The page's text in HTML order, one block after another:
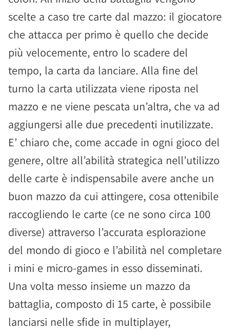
scelte a caso tre carte dal mazzo: il giocatore
che attacca per primo è quello che decide
più velocemente, entro lo scadere del
tempo, la carta da lanciare. Alla fine del
turno la carta utilizzata viene riposta nel
mazzo e ne viene pescata un’altra, che va ad
aggiungersi alle due precedenti inutilizzate.
E’ chiaro che, come accade in ogni gioco del
genere, oltre all’abilità strategica nell’utilizzo
delle carte è indispensabile avere anche un
buon mazzo da cui attingere, cosa ottenibile
raccogliendo le carte (ce ne sono circa 100
diverse) attraverso l’accurata esplorazione
del mondo di gioco e l’abilità nel completare
i mini e micro-games in esso disseminati.
Una volta messo insieme un mazzo da
battaglia, composto di 15 carte, è possibile
lanciarsi nelle sfide in multiplayer,